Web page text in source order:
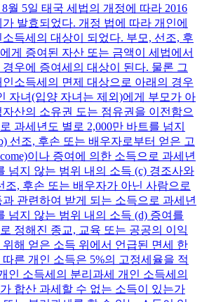
월 5일 태국 세법의 개정에 따라 2016
발효되었다. 개정 법에 따라 개인에
득세의 대상이 되었다. 부모, 선조, 후
게 증여된 자산 또는 금액이 세법에서
우에 증여세의 대상이 된다. 물론 그
소득세의 면제 대상으로 아래의 경우
자녀(입양 자녀는 제외)에게 부모가 아
산의 소유권 도는 점유권을 이전함으
과세년도 별로 2,000만 바트를 넘지
선조, 후손 또는 배우자로부터 얻은 고
이나 증여에 의한 소득으로 과세년
넘지 않는 범위 내의 소득 (c) 경조사와
조, 후손 또는 배우자가 아닌 사람으로
관련하여 받게 되는 소득으로 과세년
넘지 않는 범위 내의 소득 (d) 증여를
정해진 종교, 교육 또는 공공의 이익
해 얻은 소득 위에서 언급된 면세 한
른 개인 소득은 5%의 고정세율을 적
인 소득세의 분리과세 개인 소득세의
합산 과세할 수 없는 소득이 있는가